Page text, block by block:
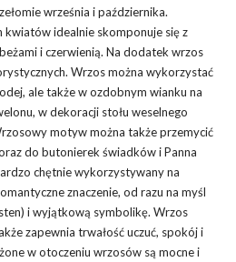
września i października.
idealnie skomponuje się z
i czerwienią. Na dodatek wrzos
Wrzos można wykorzystać
ale także w ozdobnym wianku na
w dekoracji stołu weselnego
motyw można także przemycić
do butonierek świadków i Panna
chętnie wykorzystywany na
znaczenie, od razu na myśl
i wyjątkową symbolikę. Wrzos
zapewnia trwałość uczuć, spokój i
w otoczeniu wrzosów są mocne i